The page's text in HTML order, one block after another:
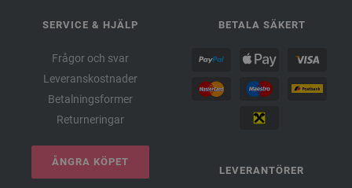
SERVICE & HJÄLP
Frågor och svar
Leveranskostnader
Betalningsformer
Returneringar
ÅNGRA KÖPET
BETALA SÄKERT
LEVERANTÖRER